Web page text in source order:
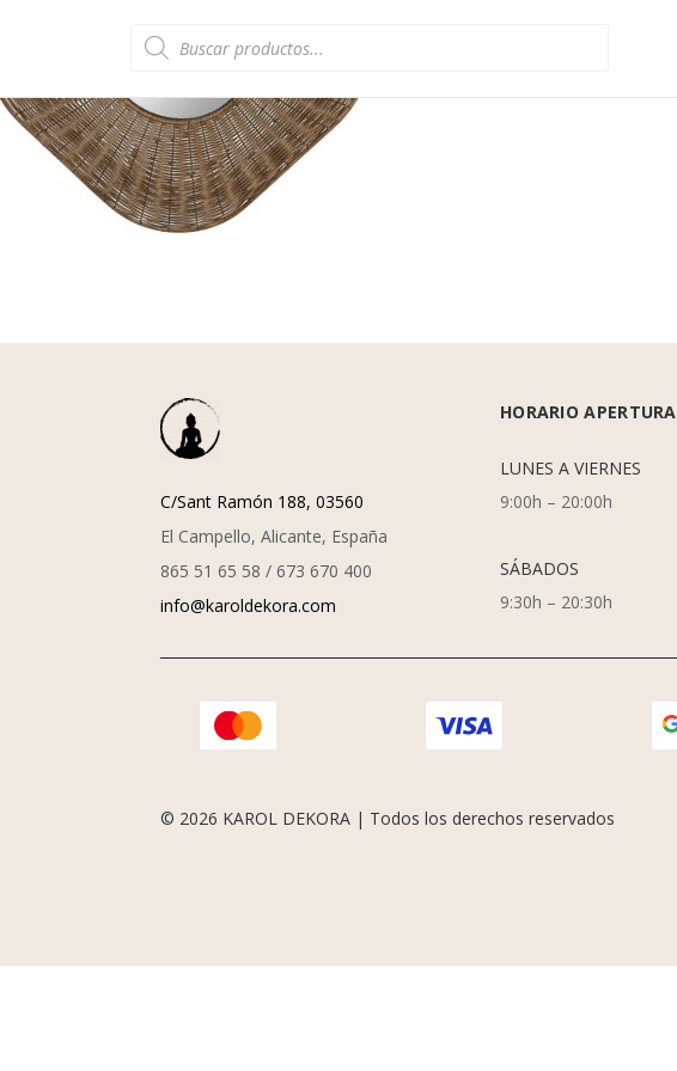
Búsqueda
de
productos
C/Sant Ramón 188, 03560
El Campello, Alicante, España
865 51 65 58 / 673 670 400
info@karoldekora.com
HORARIO APERTURA
LUNES A VIERNES
9:00h – 20:00h
SÁBADOS
9:30h – 20:30h
© 2026 KAROL DEKORA | Todos los derechos reservados